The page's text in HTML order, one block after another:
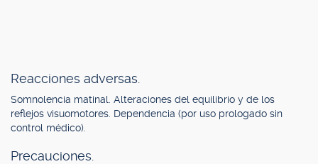
Reacciones adversas.
Somnolencia matinal. Alteraciones del equilibrio y de los
reflejos visuomotores. Dependencia (por uso prologado sin
control médico).
Precauciones.